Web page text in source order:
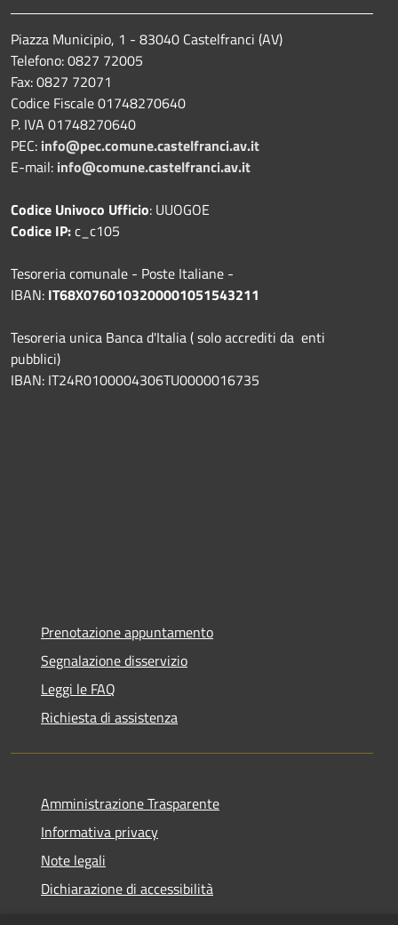
Piazza Municipio, 1 - 83040 Castelfranci (AV)
Telefono: 0827 72005
Fax: 0827 72071
Codice Fiscale 01748270640
P. IVA 01748270640
PEC: info@pec.comune.castelfranci.av.it
E-mail: info@comune.castelfranci.av.it
Codice Univoco Ufficio: UUOGOE
Codice IP:c_c105
Tesoreria comunale - Poste Italiane -
IBAN: IT68X0760103200001051543211
Tesoreria unica Banca d'Italia ( solo accrediti da enti
pubblici)
IBAN: IT24R0100004306TU0000016735
Prenotazione appuntamento
Segnalazione disservizio
Leggi le FAQ
Richiesta di assistenza
Amministrazione Trasparente
Informativa privacy
Note legali
Dichiarazione di accessibilità